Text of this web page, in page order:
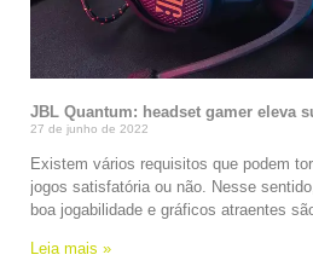
JBL Quantum: headset gamer eleva
27 de junho de 2022
Existem vários requisitos que podem
jogos satisfatória ou não. Nesse
boa jogabilidade e gráficos atraentes
Leia mais »